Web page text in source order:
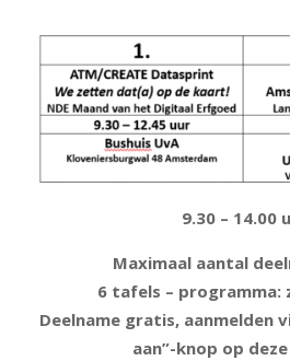
9.30 – 14.00
Maximaal aantal
6 tafels – programma:
Deelname gratis, aanmelden
aan”-knop op deze